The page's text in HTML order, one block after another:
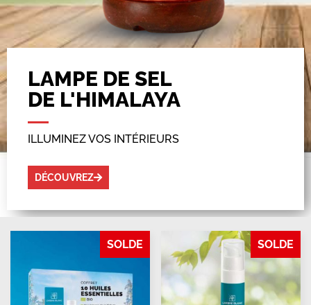
LAMPE DE SEL
DE L'HIMALAYA
ILLUMINEZ VOS INTÉRIEURS
DÉCOUVREZ
SOLDE SOLDE